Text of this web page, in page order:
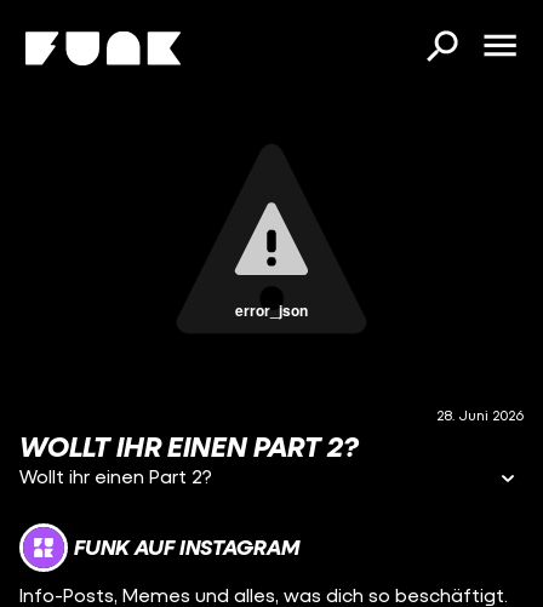
error_json
28. Juni 2026
WOLLT IHR EINEN PART 2?
Wollt ihr einen Part 2?
FUNK AUF INSTAGRAM
Info-Posts, Memes und alles, was dich so beschäftigt.